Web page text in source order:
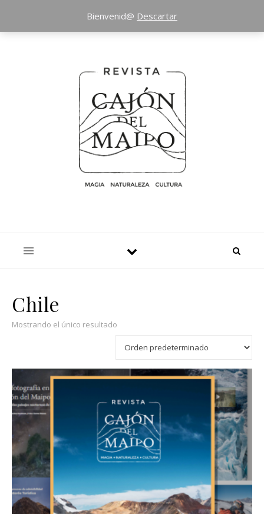
Chile
Mostrando el único resultado
Bienvenid@ Descartar